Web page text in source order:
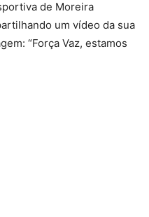
de Moreira
um vídeo da sua
“Força Vaz, estamos